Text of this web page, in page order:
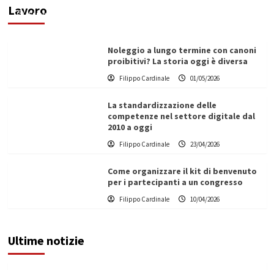
LavoroFilippo Cardinale
Noleggio a lungo termine con canoni
proibitivi? La storia oggi è diversa
Filippo Cardinale 01/05/2026
La standardizzazione delle
competenze nel settore digitale dal
2010 a oggi
Filippo Cardinale 23/04/2026
Come organizzare il kit di benvenuto
per i partecipanti a un congresso
Filippo Cardinale 10/04/2026
Ultime notizie